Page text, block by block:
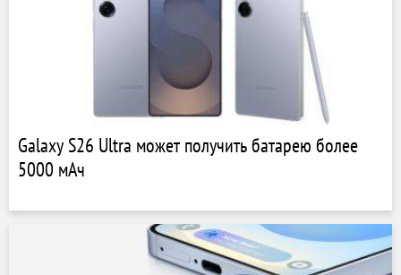
Galaxy S26 Ultra может получить батарею более
5000 мАч